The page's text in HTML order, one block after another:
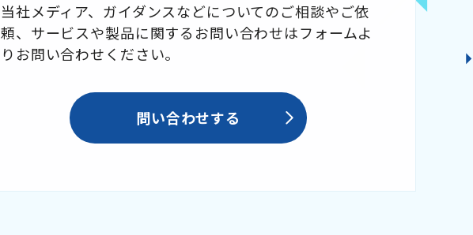
当社メディア、ガイダンスなどについてのご相談やご依
頼、サービスや製品に関するお問い合わせはフォームよ
りお問い合わせください。
問い合わせする